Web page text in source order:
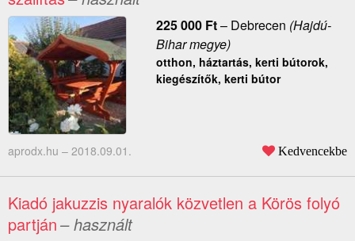
225 000 Ft– Debrecen (Hajdú-
Bihar megye)
otthon, háztartás, kerti bútorok,
kiegészítők, kerti bútor
aprodx.hu – 2018.09.01. Kedvencekbe
Kiadó jakuzzis nyaralók közvetlen a Körös folyó
partján– használt